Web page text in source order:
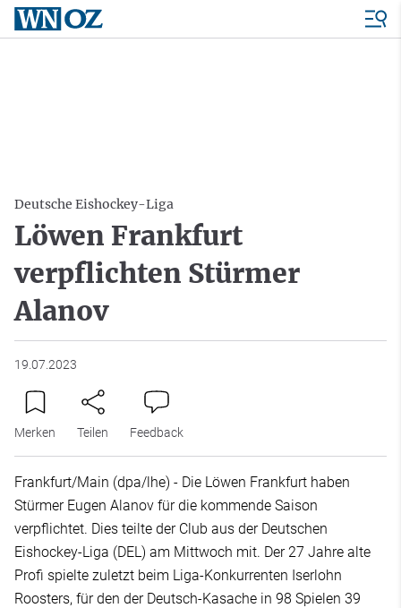
Deutsche Eishockey-Liga
Löwen Frankfurt
verpflichten Stürmer
Alanov
19.07.2023
Merken Teilen Feedback
Frankfurt/Main (dpa/lhe) - Die Löwen Frankfurt haben
Stürmer Eugen Alanov für die kommende Saison
verpflichtet. Dies teilte der Club aus der Deutschen
Eishockey-Liga (DEL) am Mittwoch mit. Der 27 Jahre alte
Profi spielte zuletzt beim Liga-Konkurrenten Iserlohn
Roosters, für den der Deutsch-Kasache in 98 Spielen 39